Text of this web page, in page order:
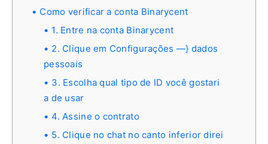
Como verificar a conta Binarycent
1. Entre na conta Binarycent
2. Clique em Configurações —} dados
pessoais
3. Escolha qual tipo de ID você gostari
a de usar
4. Assine o contrato
5. Clique no chat no canto inferior direi